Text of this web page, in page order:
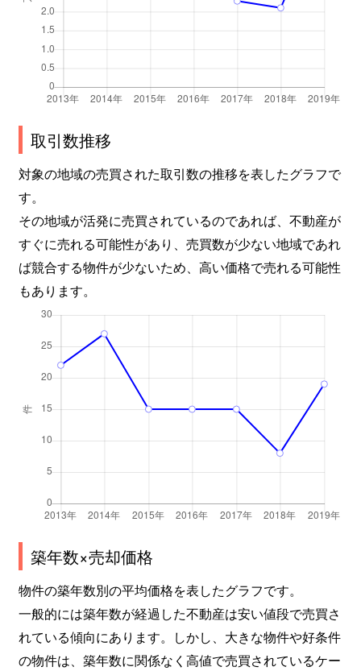
取引数推移
対象の地域の売買された取引数の推移を表したグラフで
す。
その地域が活発に売買されているのであれば、不動産が
すぐに売れる可能性があり、売買数が少ない地域であれ
ば競合する物件が少ないため、高い価格で売れる可能性
もあります。
築年数×売却価格
物件の築年数別の平均価格を表したグラフです。
一般的には築年数が経過した不動産は安い値段で売買さ
れている傾向にあります。しかし、大きな物件や好条件
の物件は、築年数に関係なく高値で売買されているケー